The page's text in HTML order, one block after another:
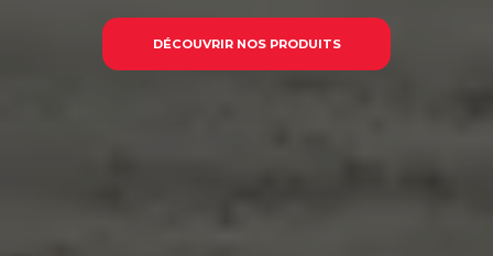
DÉCOUVRIR NOS PRODUITS